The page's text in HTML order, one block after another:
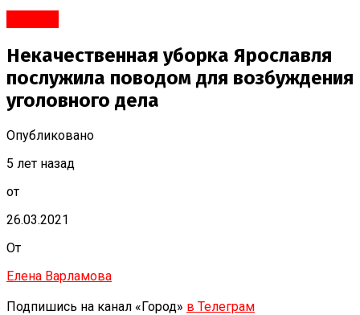
Некачественная уборка Ярославля
послужила поводом для возбуждения
уголовного дела
Опубликовано
5 лет назад
от
26.03.2021
От
Елена Варламова
Подпишись на канал «Город» в Телеграм